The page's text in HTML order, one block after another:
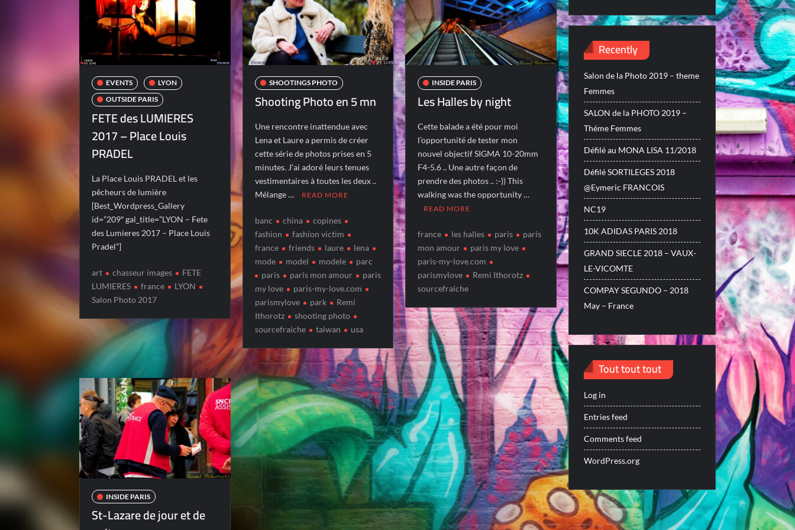
EVENTS
LYON
OUTSIDE PARIS
FETE des LUMIERES
2017 – Place Louis
PRADEL
La Place Louis PRADEL et les
pêcheurs de lumière
[Best_Wordpress_Gallery
id=”209″ gal_title=”LYON – Fete
des Lumieres 2017 – Place Louis
Pradel”]
art chasseur images
FETE
LUMIERES
france
LYON
Salon Photo 2017
SHOOTINGS PHOTO
Shooting Photo en 5 mn
Une rencontre inattendue avec
Lena et Laure a permis de créer
cette série de photos prises en 5
minutes. J’ai adoré leurs tenues
vestimentaires à toutes les deux ..
Mélange …
READ MORE
banc china
copines
fashion
fashion victim
france
friends laure
lena
mode
model modele
parc
paris
paris mon amour
paris
my love
paris-my-love.com
parismylove
park
Remi
Ithorotz
shooting photo
sourcefraiche
taiwan usa
INSIDE PARIS
Les Halles by night
Cette balade a été pour moi
l’opportunité de tester mon
nouvel objectif SIGMA 10-20mm
F4-5.6 .. Une autre façon de
prendre des photos .. :-)) This
walking was the opportunity …
READ MORE
france les halles paris
paris
mon amour
paris my love
paris-my-love.com
parismylove
Remi Ithorotz
sourcefraiche
INSIDE PARIS
St-Lazare de jour et de
Recently
Salon de la Photo 2019 – theme
Femmes
SALON de la PHOTO 2019 –
Théme Femmes
Défilé au MONA LISA 11/2018
Défilé SORTILEGES 2018
@Eymeric FRANCOIS
NC19
10K ADIDAS PARIS 2018
GRAND SIECLE 2018 – VAUX-
LE-VICOMTE
COMPAY SEGUNDO – 2018
May – France
Tout tout tout
Log in
Entries feed
Comments feed
WordPress.org